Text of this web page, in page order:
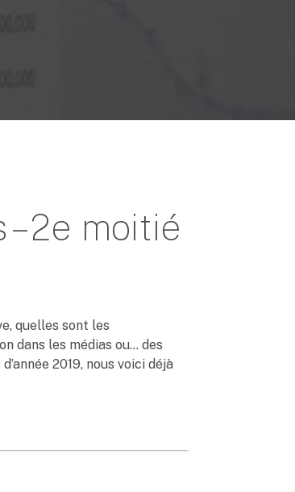
2e moitié
quelles sont les
dans les médias ou… des
2019, nous voici déjà